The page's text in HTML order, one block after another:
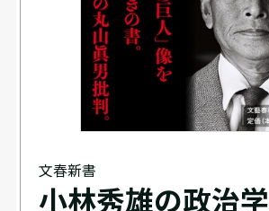
文春新書
小林秀雄の政治学